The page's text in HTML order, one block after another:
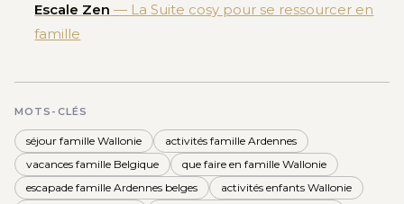
Escale Zen — La Suite cosy pour se ressourcer en
famille
MOTS-CLÉS
séjour famille Wallonie
activités famille Ardennes
vacances famille Belgique
que faire en famille Wallonie
escapade famille Ardennes belges
activités enfants Wallonie